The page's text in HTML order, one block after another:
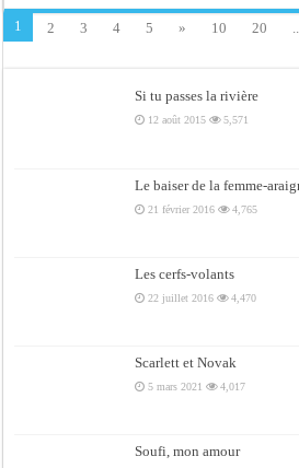
1 2 3 4 5 » 10 20
Si tu passes la rivière
12 août 2015 5,571
Le baiser de la femme-
21 février 2016 4,765
Les cerfs-volants
22 juillet 2016 4,470
Scarlett et Novak
5 mars 2021 4,017
Soufi, mon amour